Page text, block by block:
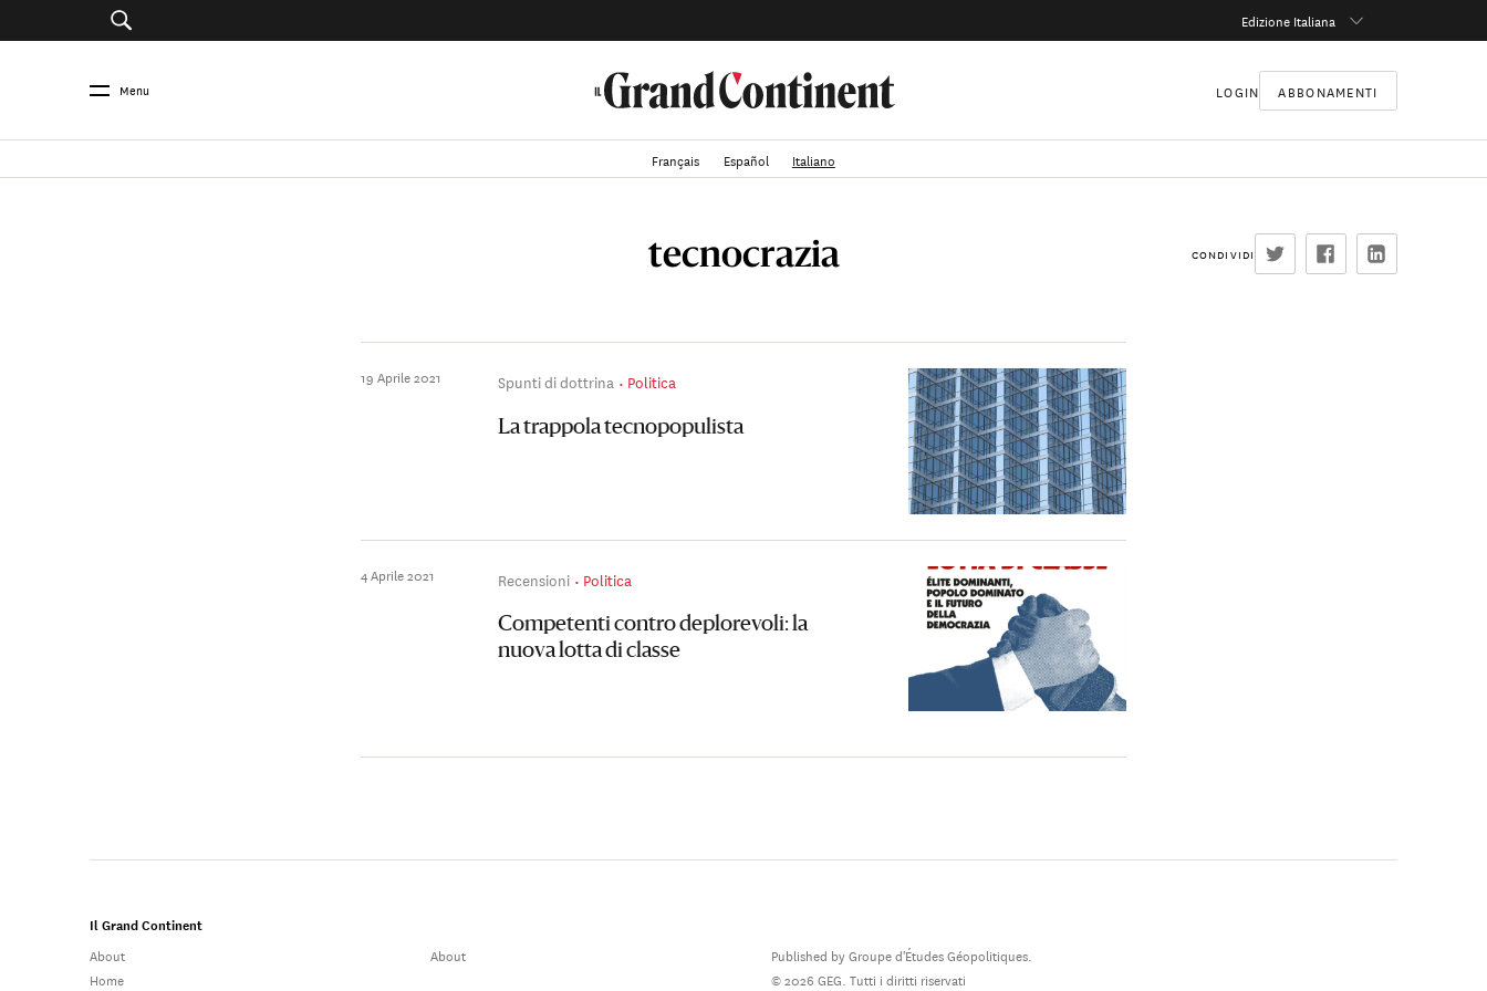
Edizione Italiana
Menu LOGIN ABBONAMENTI
Français Español Italiano
tecnocrazia CONDIVIDI
19 Aprile 2021 Spunti di dottrina Politica
La trappola tecnopopulista
4 Aprile 2021 Recensioni Politica
Competenti contro deplorevoli: la
nuova lotta di classe
Il Grand Continent
About
Home
About
Published by Groupe d'Études Géopolitiques.
© 2026 GEG. Tutti i diritti riservati